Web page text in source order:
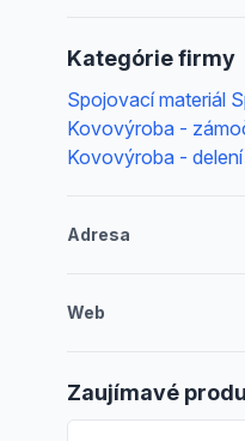
Kategórie firmy
Spojovací materiál
Kovovýroba -
Kovovýroba -
Adresa
Web
Zaujímavé